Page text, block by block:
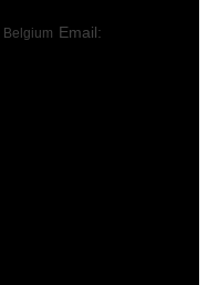
Belgium Email: